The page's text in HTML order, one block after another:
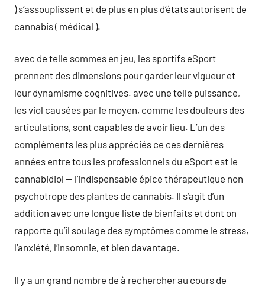
) s’assouplissent et de plus en plus d’états autorisent de
cannabis ( médical ).
avec de telle sommes en jeu, les sportifs eSport
prennent des dimensions pour garder leur vigueur et
leur dynamisme cognitives. avec une telle puissance,
les viol causées par le moyen, comme les douleurs des
articulations, sont capables de avoir lieu. L’un des
compléments les plus appréciés ce ces dernières
années entre tous les professionnels du eSport est le
cannabidiol — l’indispensable épice thérapeutique non
psychotrope des plantes de cannabis. Il s’agit d’un
addition avec une longue liste de bienfaits et dont on
rapporte qu’il soulage des symptômes comme le stress,
l’anxiété, l’insomnie, et bien davantage.
Il y a un grand nombre de à rechercher au cours de